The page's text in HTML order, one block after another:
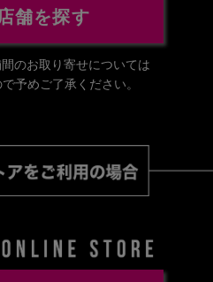
舗を探す
のお取り寄せについては
予めご了承ください。